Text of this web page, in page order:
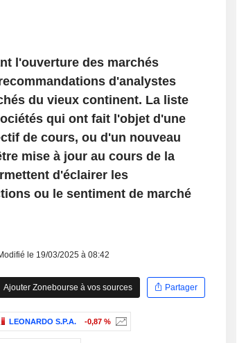
l'ouverture des marchés
d'analystes
du vieux continent. La liste
qui ont fait l'objet d'une
de cours, ou d'un nouveau
mise à jour au cours de la
d'éclairer les
ou le sentiment de marché
le 19/03/2025 à 08:42
Ajouter Zonebourse à vos sources
Partager
LEONARDO S.P.A. -0,87 %